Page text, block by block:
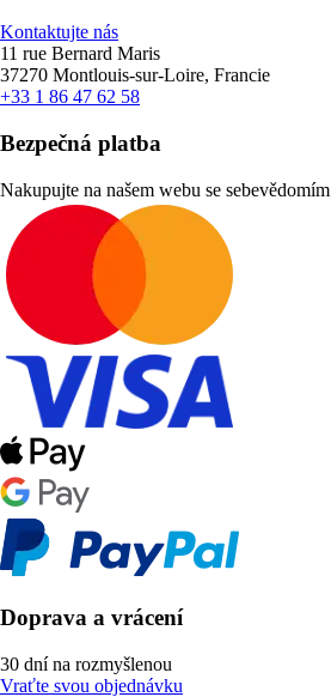
Kontaktujte nás
11 rue Bernard Maris
37270 Montlouis-sur-Loire, Francie
+33 1 86 47 62 58
Bezpečná platba
Nakupujte na našem webu se sebevědomím
Doprava a vrácení
30 dní na rozmyšlenou
Vraťte svou objednávku